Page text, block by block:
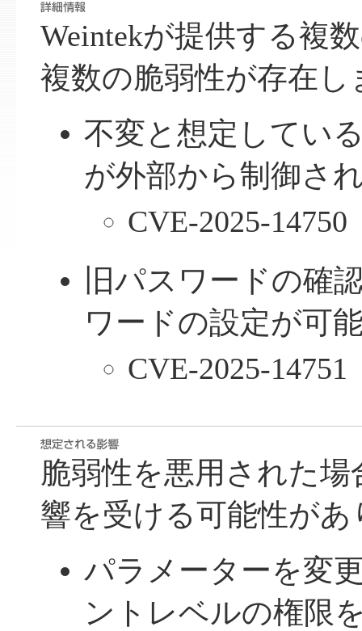
Weintekが提供する複
複数の脆弱性が存在し
不変と想定してい
が外部から制御さ
CVE-2025-14750
旧パスワードの確
ワードの設定が可
CVE-2025-14751
脆弱性を悪用された
響を受ける可能性があ
パラメーターを変
ントレベルの権限